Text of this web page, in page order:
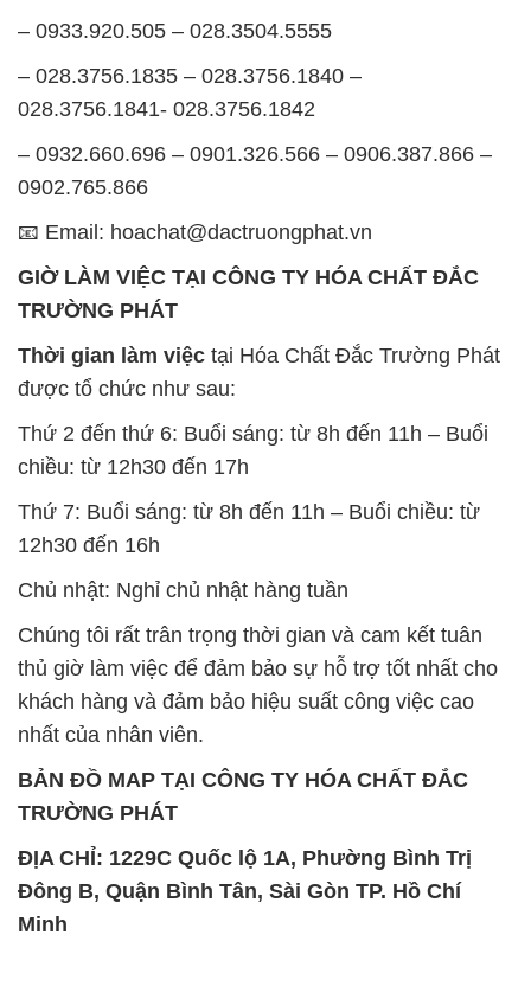
TRƯỜNG PHÁT
Thời gian làm việctại Hóa Chất Đắc Trường Phát
được tổ chức như sau:
Thứ 2 đến thứ 6: Buổi sáng: từ 8h đến 11h – Buổi
chiều: từ 12h30 đến 17h
Thứ 7: Buổi sáng: từ 8h đến 11h – Buổi chiều: từ
Chủ nhật: Nghỉ chủ nhật hàng tuần
Chúng tôi rất trân trọng thời gian và cam kết tuân
thủ giờ làm việc để đảm bảo sự hỗ trợ tốt nhất cho
nhất của nhân viên.
TRƯỜNG PHÁT
Đông B, Quận Bình Tân, Sài Gòn TP. Hồ Chí
Minh